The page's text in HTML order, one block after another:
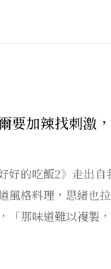
要加辣找刺激
好的吃飯2》走出自
風格料理，思緒也
「那味道難以複製